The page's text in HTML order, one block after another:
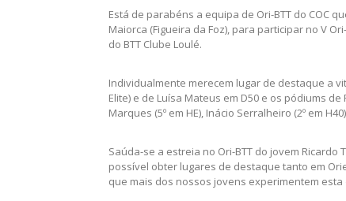
Está de parabéns a equipa de Ori-BTT do COC
Maiorca (Figueira da Foz), para participar no V
do BTT Clube Loulé.
Individualmente merecem lugar de destaque a
Elite) e de Luísa Mateus em D50 e os pódiums de
Marques (5º em HE), Inácio Serralheiro (2º em
Saúda-se a estreia no Ori-BTT do jovem
possível obter lugares de destaque tanto em
que mais dos nossos jovens experimentem